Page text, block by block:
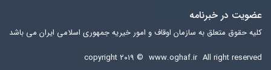
عضویت در خبرنامه
کلیه حقوق متعلق به سازمان اوقاف و امور خیریه جمهوری اسلامی ایران می باشد
copyright ۲۰۱۹ © www.oghaf.ir All right reserved